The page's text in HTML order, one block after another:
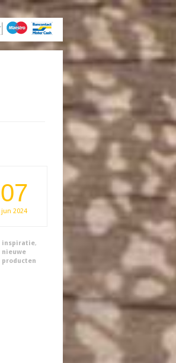
07
jun 2024
inspiratie,
nieuwe
producten